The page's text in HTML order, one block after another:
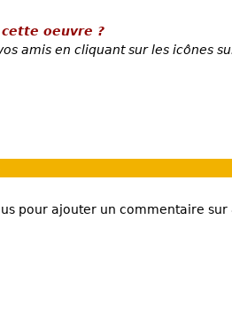
cette oeuvre ?
amis en cliquant sur les icônes
pour ajouter un commentaire sur